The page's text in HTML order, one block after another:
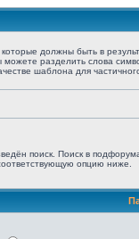
которые должны быть в
можете разделить слова
шаблона для
поиск. Поиск в
опцию ниже.